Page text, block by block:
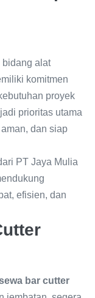
bidang alat
komitmen
proyek
prioritas utama
dan siap
PT Jaya Mulia
efisien, dan
bar cutter